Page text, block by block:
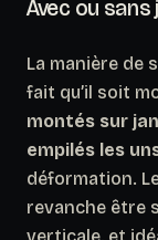
Avec ou
La manière de
fait qu’il soit
montés sur
empilés les
déformation.
revanche être
verticale, et